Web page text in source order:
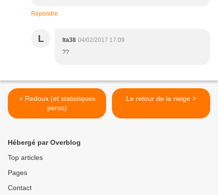
Répondre
L lta38 04/02/2017 17:09
??
< Redoux (et statistiques
perso)
Le retour de la neige >
Hébergé par Overblog
Top articles
Pages
Contact